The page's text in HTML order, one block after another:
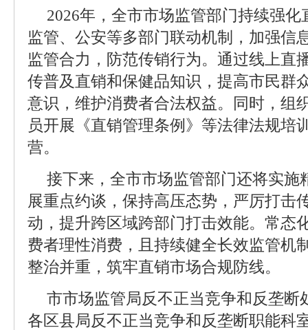
2026年，全市市场监管部门持续强
监管、公安等多部门联动机制，加强信
监管合力，防范传销行为。通过线上直
传普及直销和保健品知识，提高市民群
意识，维护消费者合法权益。同时，组
员开展《直销管理条例》等法律法规培
营。
接下来，全市市场监管部门还将实施
展重点约谈，保持高压态势，严厉打击
动，提升跨区域跨部门打击效能。常态
费者理性消费，且持续健全长效监管机
整治并重，筑牢直销市场合规防线。
市市场监管局反不正当竞争和反垄断
各区县局反不正当竞争和反垄断职能科